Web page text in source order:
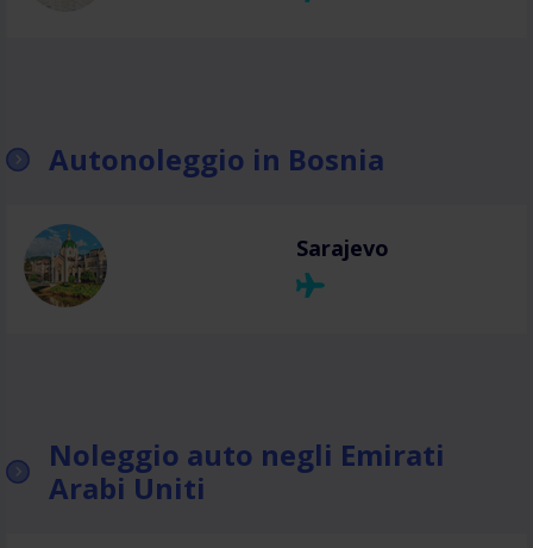
Autonoleggio in Bosnia
Sarajevo
Noleggio auto negli Emirati
Arabi Uniti